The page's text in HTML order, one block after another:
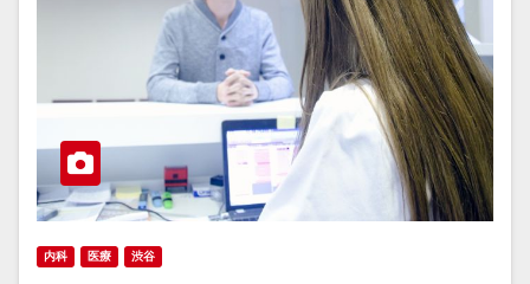
内科 医療 渋谷